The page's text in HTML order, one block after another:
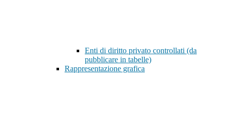
Enti di diritto privato controllati (da
pubblicare in tabelle)
Rappresentazione grafica